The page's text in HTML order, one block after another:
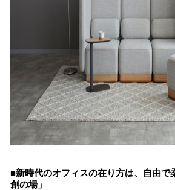
■新時代のオフィスの在り方は、自由で
創の場」